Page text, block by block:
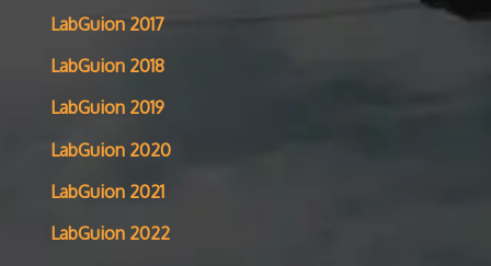
LabGuion 2017
LabGuion 2018
LabGuion 2019
LabGuion 2020
LabGuion 2021
LabGuion 2022